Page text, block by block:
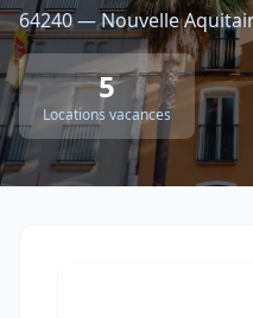
64240 — Nouvelle
5
Locations vacances